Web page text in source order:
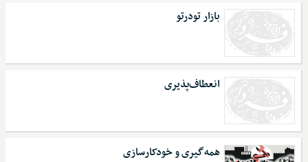
بازار تو‌در‌تو
انعطاف‌پذیری
همه‌گیری و خودکارسازی